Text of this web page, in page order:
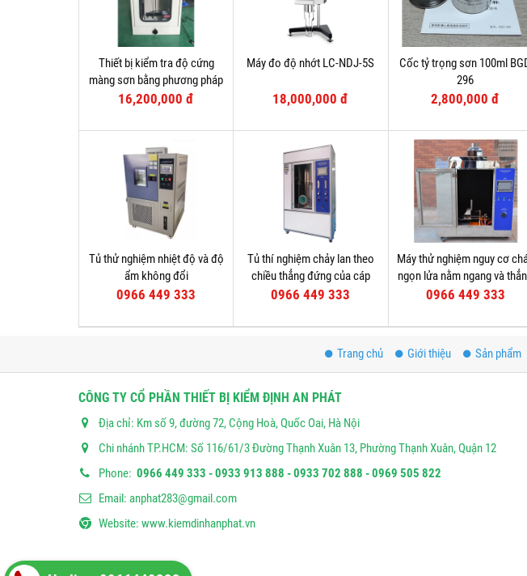
Thiết bị kiểm tra độ cứng
màng sơn bằng phương pháp
con lắc
16,200,000 đ
Máy đo độ nhớt LC-NDJ-5S
18,000,000 đ
Cốc tỷ trọng sơn 100ml
296
2,800,000 đ
Tủ thử nghiệm nhiệt độ và độ
ẩm không đổi
0966 449 333
Tủ thí nghiệm chảy lan theo
chiều thẳng đứng của cáp
quang và cáp điện
0966 449 333
Máy thử nghiệm nguy cơ
ngọn lửa nằm ngang và
đứng
0966 449 333
Trang chủ Giới thiệu Sản phẩm
CÔNG TY CỔ PHẦN THIẾT BỊ KIỂM ĐỊNH AN PHÁT
Địa chỉ: Km số 9, đường 72, Cộng Hoà, Quốc Oai, Hà Nội
Chi nhánh TP.HCM: Số 116/61/3 Đường Thạnh Xuân 13, Phường Thạnh Xuân, Quận 12
Phone: 0966 449 333 - 0933 913 888 - 0933 702 888 - 0969 505 822
Email: anphat283@gmail.com
Website: www.kiemdinhanphat.vn